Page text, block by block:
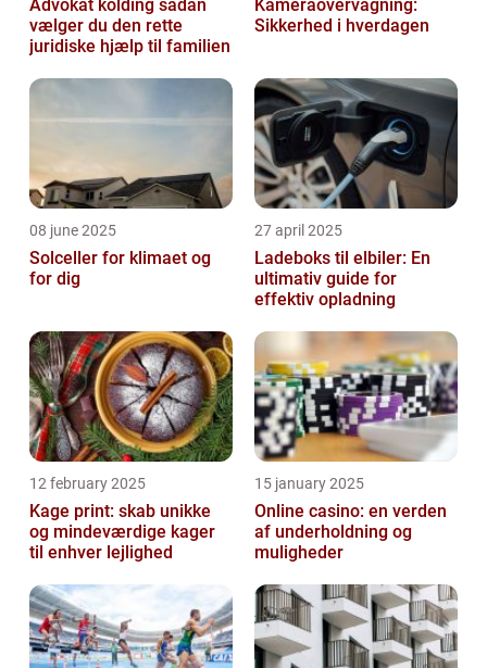
Advokat kolding sådan
vælger du den rette
juridiske hjælp til familien
Kameraovervågning:
Sikkerhed i hverdagen
08 june 2025
Solceller for klimaet og
for dig
27 april 2025
Ladeboks til elbiler: En
ultimativ guide for
effektiv opladning
12 february 2025
Kage print: skab unikke
og mindeværdige kager
til enhver lejlighed
15 january 2025
Online casino: en verden
af underholdning og
muligheder